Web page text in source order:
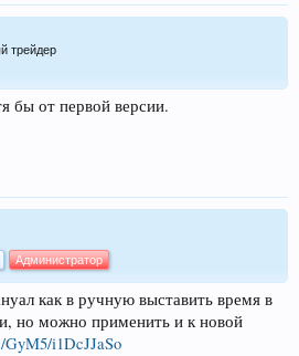
трейдер
бы от первой версии.
Администратор
как в ручную выставить время в
но можно применить и к новой
i1DcJJaSo